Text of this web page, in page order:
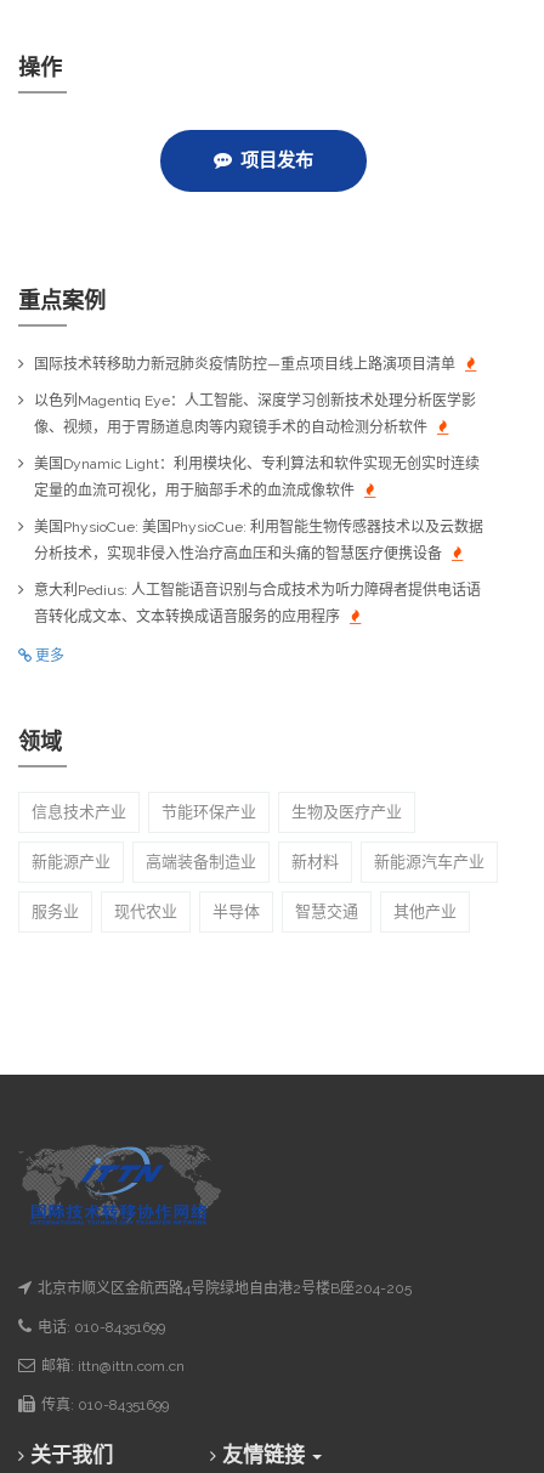
操作
项目发布
重点案例
国际技术转移助力新冠肺炎疫情防控—重点项目线上路演项目清单
以色列Magentiq Eye：人工智能、深度学习创新技术处理分析医学影
像、视频，用于胃肠道息肉等内窥镜手术的自动检测分析软件
美国Dynamic Light：利用模块化、专利算法和软件实现无创实时连续
定量的血流可视化，用于脑部手术的血流成像软件
美国PhysioCue: 美国PhysioCue: 利用智能生物传感器技术以及云数据
分析技术，实现非侵入性治疗高血压和头痛的智慧医疗便携设备
意大利Pedius: 人工智能语音识别与合成技术为听力障碍者提供电话语
音转化成文本、文本转换成语音服务的应用程序
更多
领域
信息技术产业 节能环保产业 生物及医疗产业
新能源产业 高端装备制造业 新材料 新能源汽车产业
服务业 现代农业 半导体 智慧交通 其他产业
北京市顺义区金航西路4号院绿地自由港2号楼B座204-205
电话: 010-84351699
邮箱: ittn@ittn.com.cn
传真: 010-84351699
关于我们 友情链接